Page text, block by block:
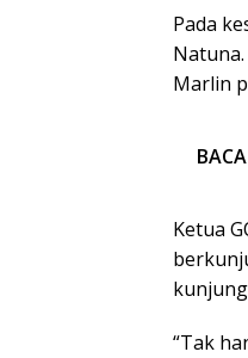
Pada
Marlin
Ketua
“Tak